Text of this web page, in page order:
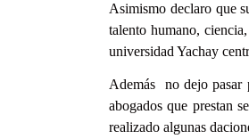
Asimismo declaro que
talento humano,
universidad Yachay
Además no dejo pasar
abogados que prestan
realizado algunas